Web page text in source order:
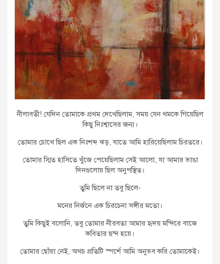
নীলাবতী! যেদিন তোমাকে প্রথম দেখেছিলাম, সময় যেন থমকে গিয়েছিল
কিছু নিঃশ্বাসের জন্য।
তোমার চোখে ছিল এক নিঃশব্দ ঝড়, যাতে আমি হারিয়েছিলাম চিরতরে।
তোমার স্মিত হাসিতে খুঁজে পেয়েছিলাম সেই আলো, যা আমার ভাঙা
দিনগুলোয় ছিল অনুপস্থিত।
তুমি ছিলে না তবু ছিলে-
মনের নির্জনে এক চিরচেনা সঙ্গীর মতো।
তুমি কিছুই বলোনি, তবু তোমার নীরবতা আমার হৃদয় মন্দিরে বাজে
কবিতার ছন্দ হয়ে।
তোমার ছোঁয়া নেই, অথচ প্রতিটি স্পর্শে আমি অনুভব করি তোমাকেই।